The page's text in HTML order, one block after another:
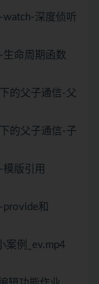
深度侦听
命周期函数
的父子通信-父
的父子通信-子
版引用
和
案例_ev.mp4